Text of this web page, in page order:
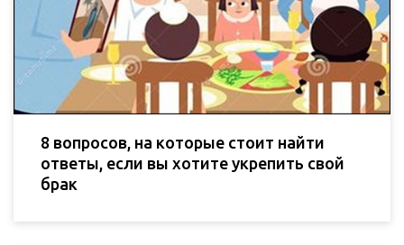
8 вопросов, на которые стоит найти
ответы, если вы хотите укрепить свой
брак